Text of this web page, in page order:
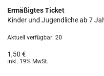
Ermäßigtes Ticket
Kinder und Jugendliche ab 7
Aktuell verfügbar: 20
1,50 €
inkl. 19% MwSt.